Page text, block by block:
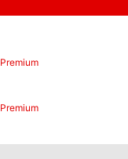
Premium
Premium